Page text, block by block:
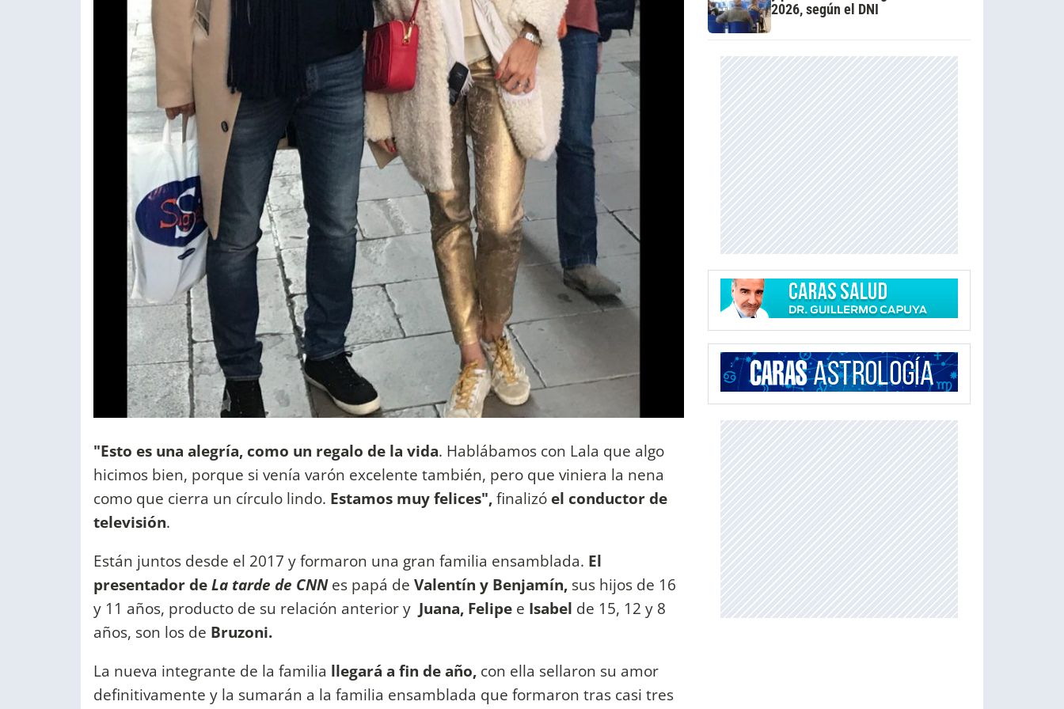
"Esto es una alegría, como un regalo de la vida. Hablábamos con Lala que algo
hicimos bien, porque si venía varón excelente también, pero que viniera la nena
como que cierra un círculo lindo. Estamos muy felices",finalizó el conductor de
televisión.
Están juntos desde el 2017 y formaron una gran familia ensamblada. El
presentador deLa tarde de CNNes papá de Valentín y Benjamín, sus hijos de 16
y 11 años, producto de su relación anterior y Juana, Felipe e Isabel de 15, 12 y 8
años, son los de Bruzoni.
La nueva integrante de la familia llegará a fin de año, con ella sellaron su amor
definitivamente y la sumarán a la familia ensamblada que formaron tras casi tres
2026, según el DNI